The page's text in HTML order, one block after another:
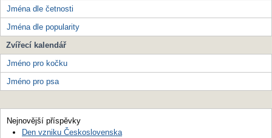
Jména dle četnosti
Jména dle popularity
Zvířecí kalendář
Jméno pro kočku
Jméno pro psa
Nejnovější příspěvky
Den vzniku Československa